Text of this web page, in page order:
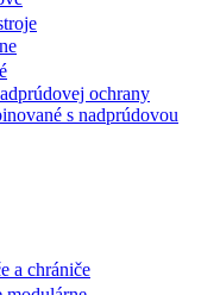
ochrany
s nadprúdovou
a chrániče